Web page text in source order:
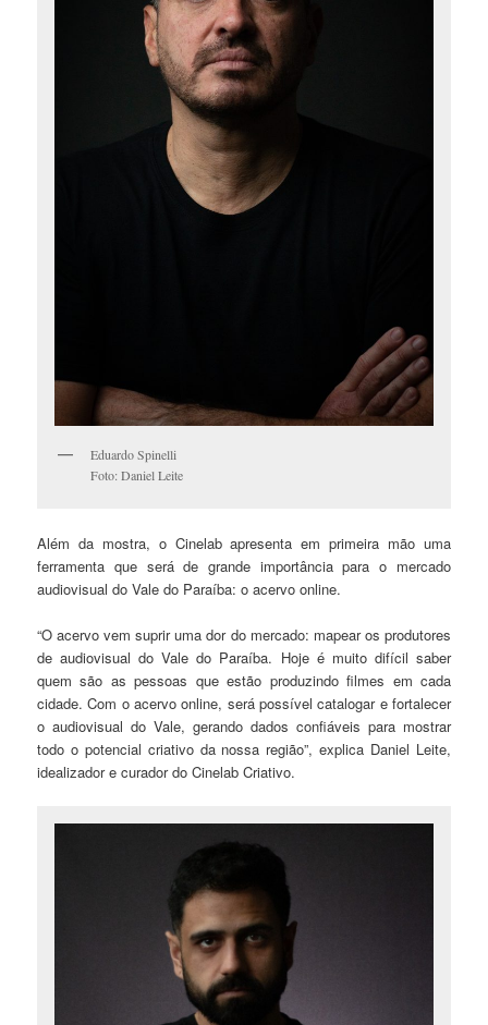
Eduardo Spinelli
Foto: Daniel Leite
Além da mostra, o Cinelab apresenta em primeira mão uma
ferramenta que será de grande importância para o mercado
audiovisual do Vale do Paraíba: o acervo online.
“O acervo vem suprir uma dor do mercado: mapear os produtores
de audiovisual do Vale do Paraíba. Hoje é muito difícil saber
quem são as pessoas que estão produzindo filmes em cada
cidade. Com o acervo online, será possível catalogar e fortalecer
o audiovisual do Vale, gerando dados confiáveis para mostrar
todo o potencial criativo da nossa região”, explica Daniel Leite,
idealizador e curador do Cinelab Criativo.